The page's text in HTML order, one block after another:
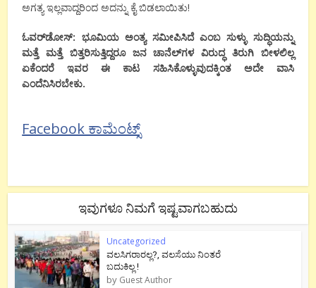
ಅಗತ್ಯ ಇಲ್ಲವಾದ್ದರಿಂದ ಅದನ್ನು ಕೈ ಬಿಡಲಾಯಿತು!
ಓವರ್‌ಡೋಸ್: ಭೂಮಿಯ ಅಂತ್ಯ ಸಮೀಪಿಸಿದೆ ಎಂಬ ಸುಳ್ಳು ಸುದ್ಧಿಯನ್ನು
ಮತ್ತೆ ಮತ್ತೆ ಬಿತ್ತರಿಸುತ್ತಿದ್ದರೂ ಜನ ಚಾನೆಲ್‌ಗಳ ವಿರುದ್ಧ ತಿರುಗಿ ಬೀಳಲಿಲ್ಲ
ಏಕೆಂದರೆ ಇವರ ಈ ಕಾಟ ಸಹಿಸಿಕೊಳ್ಳುವುದಕ್ಕಿಂತ ಅದೇ ವಾಸಿ
ಎಂದೆನಿಸಿರಬೇಕು.
Facebook ಕಾಮೆಂಟ್ಸ್
ಇವುಗಳೂ ನಿಮಗೆ ಇಷ್ಟವಾಗಬಹುದು
Uncategorized
ವಲಸಿಗರಾರಲ್ಲ?, ವಲಸೆಯು ನಿಂತರೆ
ಬದುಕಿಲ್ಲ !
by Guest Author